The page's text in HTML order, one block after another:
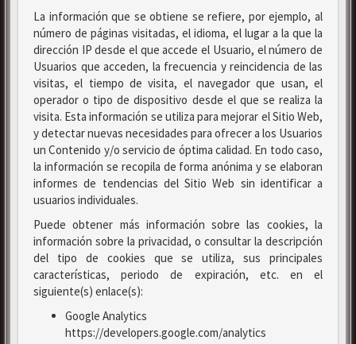
La información que se obtiene se refiere, por ejemplo, al
número de páginas visitadas, el idioma, el lugar a la que la
dirección IP desde el que accede el Usuario, el número de
Usuarios que acceden, la frecuencia y reincidencia de las
visitas, el tiempo de visita, el navegador que usan, el
operador o tipo de dispositivo desde el que se realiza la
visita. Esta información se utiliza para mejorar el Sitio Web,
y detectar nuevas necesidades para ofrecer a los Usuarios
un Contenido y/o servicio de óptima calidad. En todo caso,
la información se recopila de forma anónima y se elaboran
informes de tendencias del Sitio Web sin identificar a
usuarios individuales.
Puede obtener más información sobre las cookies, la
información sobre la privacidad, o consultar la descripción
del tipo de cookies que se utiliza, sus principales
características, periodo de expiración, etc. en el
siguiente(s) enlace(s):
Google Analytics
https://developers.google.com/analytics